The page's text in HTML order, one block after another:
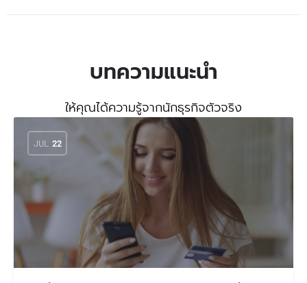
บทความแนะนำ
ให้คุณได้ความรู้จากนักธุรกิจตัวจริง
JUL 22